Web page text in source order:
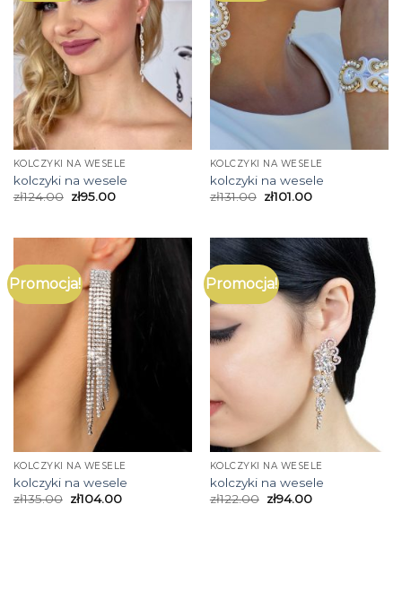
KOLCZYKI NA WESELE
kolczyki na wesele
zł124.00 zł95.00
KOLCZYKI NA WESELE
kolczyki na wesele
zł131.00 zł101.00
Promocja!
KOLCZYKI NA WESELE
kolczyki na wesele
zł135.00 zł104.00
Promocja!
KOLCZYKI NA WESELE
kolczyki na wesele
zł122.00 zł94.00